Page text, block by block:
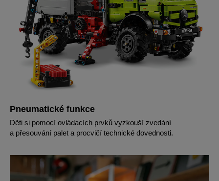
Pneumatické funkce
Děti si pomocí ovládacích prvků vyzkouší zvedání
a přesouvání palet a procvičí technické dovednosti.